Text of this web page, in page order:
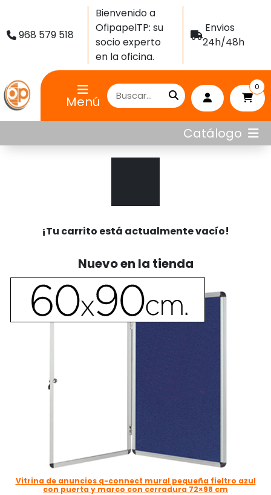
968 579 518
Bienvenido a
OfipapelTP: su
socio experto
en la oficina.
Envios
24h/48h
Menú
0
Catálogo
¡Tu carrito está actualmente vacío!
Nuevo en la tienda
Vitrina de anuncios q-connect mural pequeña fieltro azul
con puerta y marco con cerradura 72×98 cm